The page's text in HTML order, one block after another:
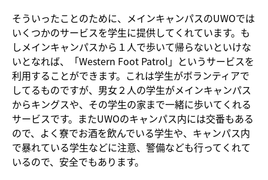
そういったことのために、メインキャンパスのUWOでは
いくつかのサービスを学生に提供してくれています。も
しメインキャンパスから１人で歩いて帰らないといけな
いとなれば、「Western Foot Patrol」というサービスを
利用することができます。これは学生がボランティアで
してるものですが、男女２人の学生がメインキャンパス
からキングスや、その学生の家まで一緒に歩いてくれる
サービスです。またUWOのキャンパス内には交番もある
ので、よく寮でお酒を飲んでいる学生や、キャンパス内
で暴れている学生などに注意、警備なども行ってくれて
いるので、安全でもあります。